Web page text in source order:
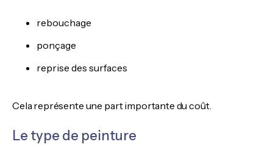
rebouchage
ponçage
reprise des surfaces
Cela représente une part importante du coût.
Le type de peinture